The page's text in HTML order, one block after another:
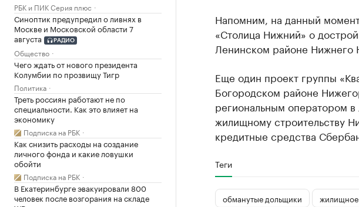
РБК и ПИК Серия плюс
Синоптик предупредил о ливнях в
Москве и Московской области 7
августа
РАДИО
Общество
Чего ждать от нового президента
Колумбии по прозвищу Тигр
Политика
Треть россиян работают не по
специальности. Как это влияет на
экономику
Подписка на РБК
Как снизить расходы на создание
личного фонда и какие ловушки
обойти
Подписка на РБК
В Екатеринбурге эвакуировали 800
человек после возгорания на складе
Напомним, на данный
«Столица Нижний» о
Ленинском районе Нижнего
Еще один проект группы
Богородском районе
региональным оператором
жилищному строительству
кредитные средства
Теги
обманутые дольщики жилищное